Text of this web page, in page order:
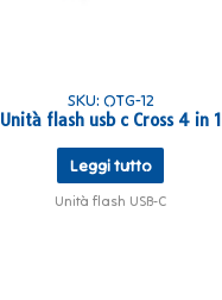
SKU: OTG-12
Unità flash usb c Cross 4 in 1
Leggi tutto
Unità flash USB-C